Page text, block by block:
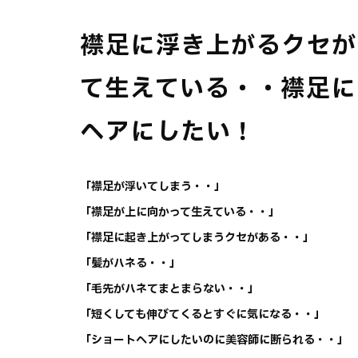
襟足に浮き上がるクセ
て生えている・・襟足
ヘアにしたい！
「襟足が浮いてしまう・・」
「襟足が上に向かって生えている・・」
「襟足に起き上がってしまうクセがある・・」
「髪がハネる・・」
「毛先がハネてまとまらない・・」
「短くしても伸びてくるとすぐに気になる・・」
「ショートヘアにしたいのに美容師に断られる・・」